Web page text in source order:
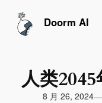
Doorm AI
人类
8 月 26, 2024—